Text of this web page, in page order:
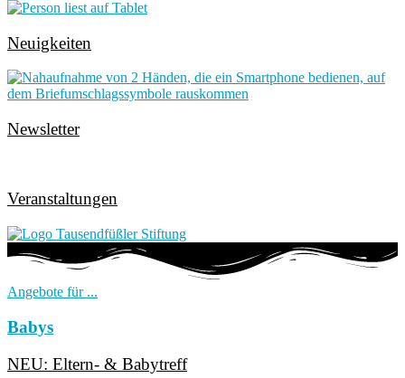
Neuigkeiten
Newsletter
Veranstaltungen
Angebote für ...
Babys
NEU: Eltern- & Babytreff